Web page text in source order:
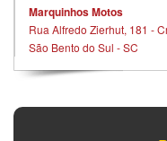
Marquinhos Motos
Rua Alfredo Zierhut, 181 -
São Bento do Sul - SC